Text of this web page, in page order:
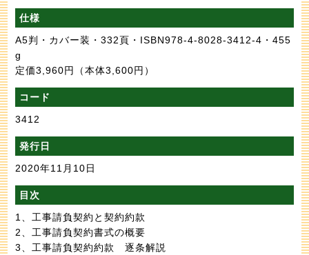
仕様
A5判・カバー装・332頁・ISBN978-4-8028-3412-4・455
g
定価3,960円
（本体3,600円）
コード
3412
発行日
2020年11月10日
目次
1、工事請負契約と契約約款
2、工事請負契約書式の概要
3、工事請負契約約款 逐条解説